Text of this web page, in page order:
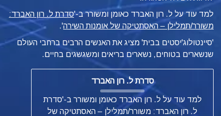
למד עוד על ל. רון האברד כאומן ומשורר ב-'סדרת ל. רון האברד:
משורר/תמלילן – האסתטיקה של אומנות השירה'.
'סיינטולוג'יסטים בבית' מציג את האנשים הרבים ברחבי העולם
שנשארים בטוחים, נשארים בריאים ומשגשגים בחיים.
סדרת ל. רון האברד
למד עוד על ל. רון האברד כאומן ומשורר ב-'סדרת
ל. רון האברד: משורר/תמלילן – האסתטיקה של